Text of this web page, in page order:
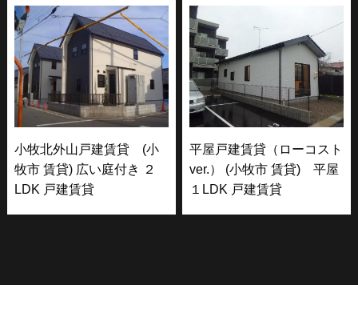
小牧北外山戸建賃貸 (小
牧市 賃貸) 広い庭付き ２
LDK 戸建賃貸
平屋戸建賃貸（ローコスト
ver.） (小牧市 賃貸) 平屋
１LDK 戸建賃貸